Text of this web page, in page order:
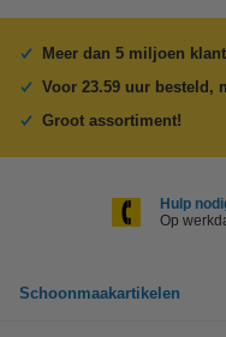
Meer dan 5 miljoen
Voor 23.59 uur besteld,
Groot assortiment!
Hulp
Op
Schoonmaakartikelen